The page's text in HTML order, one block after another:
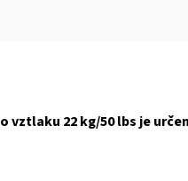
o vztlaku 22 kg/50 lbs je